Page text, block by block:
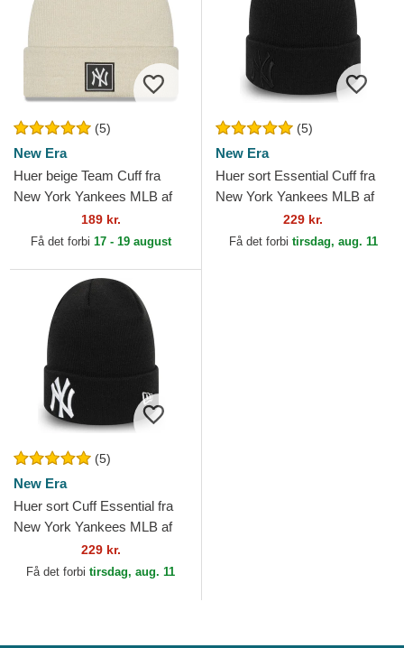
(5)
New Era
Huer beige Team Cuff fra
New York Yankees MLB af
189 kr.
Få det forbi 17 - 19 august
(5)
New Era
Huer sort Essential Cuff fra
New York Yankees MLB af
229 kr.
Få det forbi tirsdag, aug. 11
(5)
New Era
Huer sort Cuff Essential fra
New York Yankees MLB af
229 kr.
Få det forbi tirsdag, aug. 11